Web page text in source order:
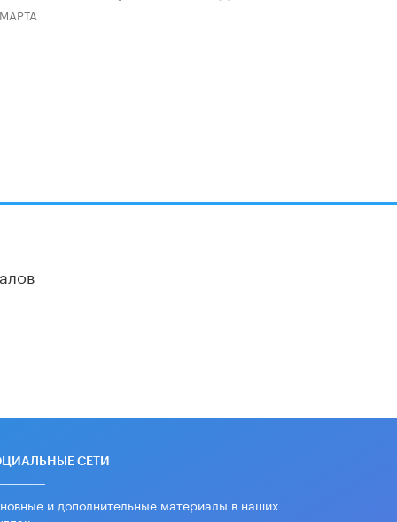
защите от ИИ-мошенничества
СЕТИ
и дополнительные материалы в наших